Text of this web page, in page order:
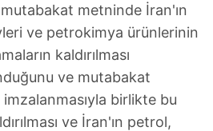
metninde İran'ın
ve petrokimya ürünlerinin
kaldırılması
ve mutabakat
imzalanmasıyla birlikte bu
ve İran'ın petrol,